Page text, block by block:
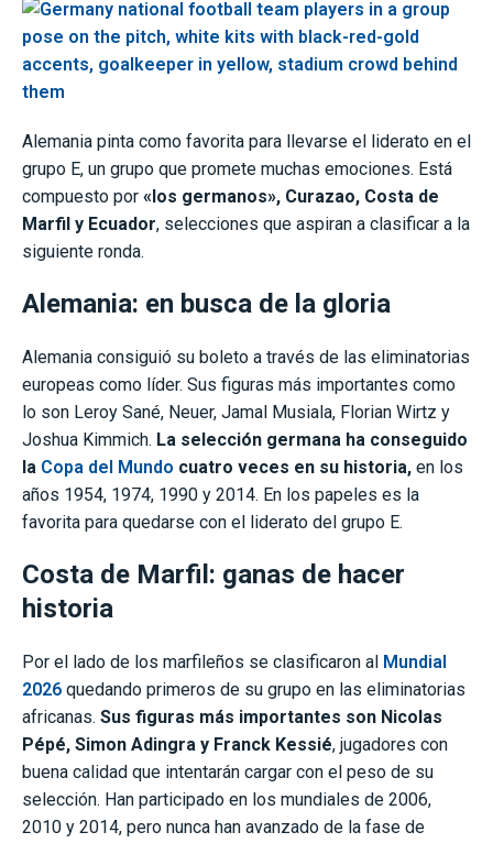
Alemania pinta como favorita para llevarse el liderato en el
grupo E, un grupo que promete muchas emociones. Está
compuesto por «los germanos», Curazao, Costa de
Marfil y Ecuador, selecciones que aspiran a clasificar a la
siguiente ronda.
Alemania: en busca de la gloria
Alemania consiguió su boleto a través de las eliminatorias
europeas como líder. Sus figuras más importantes como
lo son Leroy Sané, Neuer, Jamal Musiala, Florian Wirtz y
Joshua Kimmich. La selección germana ha conseguido
la Copa del Mundo cuatro veces en su historia, en los
años 1954, 1974, 1990 y 2014. En los papeles es la
favorita para quedarse con el liderato del grupo E.
Costa de Marfil: ganas de hacer
historia
Por el lado de los marfileños se clasificaron al Mundial
2026 quedando primeros de su grupo en las eliminatorias
africanas. Sus figuras más importantes son Nicolas
Pépé, Simon Adingra y Franck Kessié, jugadores con
buena calidad que intentarán cargar con el peso de su
selección. Han participado en los mundiales de 2006,
2010 y 2014, pero nunca han avanzado de la fase de